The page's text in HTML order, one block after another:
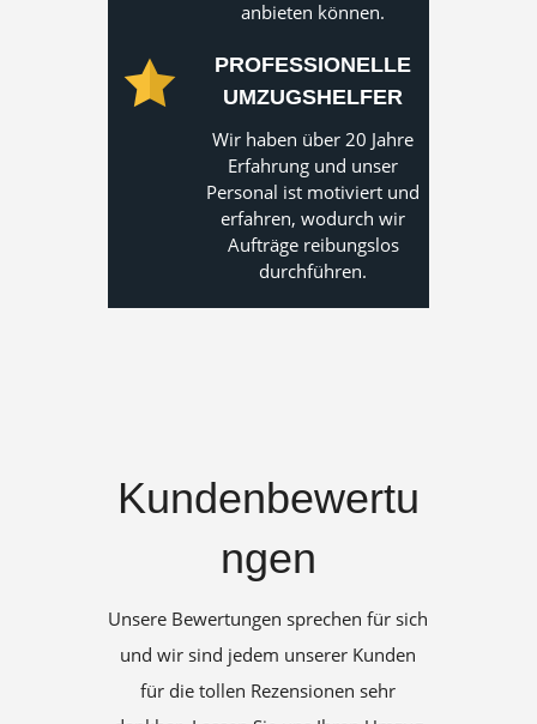
anbieten können.
PROFESSIONELLE
UMZUGSHELFER
Wir haben über 20 Jahre
Erfahrung und unser
Personal ist motiviert und
erfahren, wodurch wir
Aufträge reibungslos
durchführen.
Kundenbewertu
ngen
Unsere Bewertungen sprechen für sich
und wir sind jedem unserer Kunden
für die tollen Rezensionen sehr